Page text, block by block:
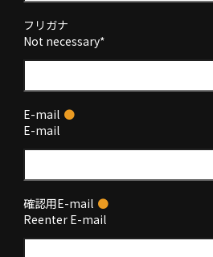
フリガナ
Not necessary*
E-mail ●
E-mail
確認用E-mail ●
Reenter E-mail